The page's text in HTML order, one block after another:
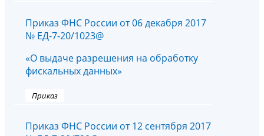
Приказ ФНС России от 06 декабря 2017
№ ЕД-7-20/1023@
«О выдаче разрешения на обработку
фискальных данных»
Приказ
Приказ ФНС России от 12 сентября 2017